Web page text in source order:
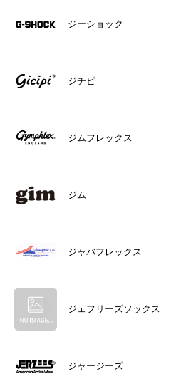
ジーショック
ジチピ
ジムフレックス
ジム
ジャバフレックス
ジェフリーズソックス
ジャージーズ